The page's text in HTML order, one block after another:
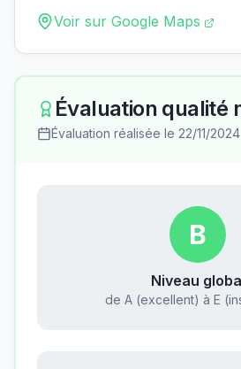
Voir sur Google Maps
Évaluation qualité
Évaluation réalisée le 22/11/2024
B
Niveau
de A (excellent) à E